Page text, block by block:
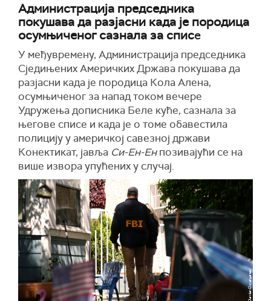
уношењу оружја. Али без обзира на то –
систем је заказао, понавља.
Одговарајући на питање да ли овакви догађаји
утичу на политичку подршку председнику,
Костић истиче да тренутно нема значајног
раста подршке.
Друштво је дубоко подељено, а Трамп је већ
изгубио део подршке, чак и унутар сопственог
бирачког тела. За разлику од ранијих
случајева, ефекат "окупљања око лидера“ сада
изостаје, напомиње Костић.
Очекују се промене у безбедносним
протоколима, иако није сигурно колико брзо
ће бити спроведене. Ово се у јавности већ
оцењује као озбиљан скандал, закључио је
Александар Жигић.
Администрација председника
покушава да разјасни када је породица
осумњиченог сазнала за списе
У међувремену, Администрација председника
Сједињених Америчких Држава покушава да
разјасни када је породица Кола Алена,
осумњиченог за напад током вечере
Удружења дописника Беле куће, сазнала за
његове списе и када је о томе обавестила
полицију у америчкој савезној држави
Конектикат, јавља Си-Ен-Енпозивајући се на
више извора упућених у случај.